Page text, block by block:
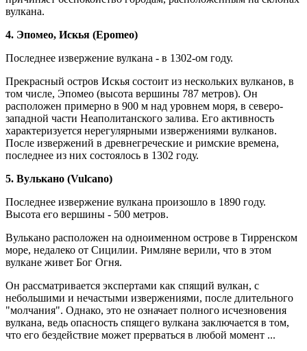
вулкана.
4. Эпомео, Искья (Epomeo)
Последнее извержение вулкана - в 1302-ом году.
Прекрасный остров Искья состоит из нескольких вулканов, в
том числе, Эпомео (высота вершины 787 метров). Он
расположен примерно в 900 м над уровнем моря, в северо-
западной части Неаполитанского залива. Его активность
характеризуется нерегулярными извержениями вулканов.
После извержений в древнегреческие и римские времена,
последнее из них состоялось в 1302 году.
5. Вулькано (Vulcano)
Последнее извержение вулкана произошло в 1890 году.
Высота его вершины - 500 метров.
Вулькано расположен на одноименном острове в Тирренском
море, недалеко от Сицилии. Римляне верили, что в этом
вулкане живет Бог Огня.
Он рассматривается экспертами как спящий вулкан, с
небольшими и нечастыми извержениями, после длительного
"молчания". Однако, это не означает полного исчезновения
вулкана, ведь опасность спящего вулкана заключается в том,
что его бездействие может прерваться в любой момент ...